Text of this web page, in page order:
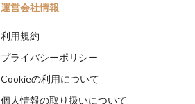
運営会社情報
利用規約
プライバシーポリシー
Cookieの利用について
個人情報の取り扱いについて